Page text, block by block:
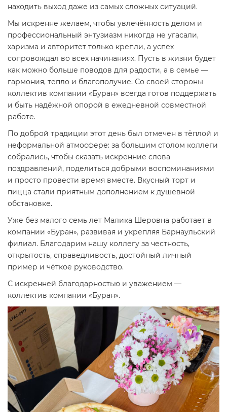
находить выход даже из самых сложных ситуаций.
Мы искренне желаем, чтобы увлечённость делом и
профессиональный энтузиазм никогда не угасали,
харизма и авторитет только крепли, а успех
сопровождал во всех начинаниях. Пусть в жизни будет
как можно больше поводов для радости, а в семье —
гармония, тепло и благополучие. Со своей стороны
коллектив компании «Буран» всегда готов поддержать
и быть надёжной опорой в ежедневной совместной
работе.
По доброй традиции этот день был отмечен в тёплой и
неформальной атмосфере: за большим столом коллеги
собрались, чтобы сказать искренние слова
поздравлений, поделиться добрыми воспоминаниями
и просто провести время вместе. Вкусный торт и
пицца стали приятным дополнением к душевной
обстановке.
Уже без малого семь лет Малика Шеровна работает в
компании «Буран», развивая и укрепляя Барнаульский
филиал. Благодарим нашу коллегу за честность,
открытость, справедливость, достойный личный
пример и чёткое руководство.
С искренней благодарностью и уважением —
коллектив компании «Буран».